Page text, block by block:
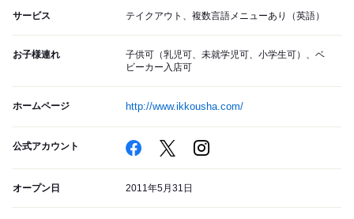
サービス テイクアウト、複数言語メニューあり（英語）
お子様連れ
子供可（乳児可、未就学児可、小学生可）、ベ
ビーカー入店可
ホームページ http://www.ikkousha.com/
公式アカウント
オープン日 2011年5月31日